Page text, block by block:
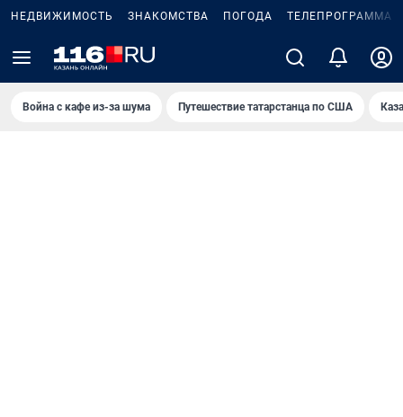
НЕДВИЖИМОСТЬ ЗНАКОМСТВА ПОГОДА ТЕЛЕПРОГРАММА
Война с кафе из-за шума Путешествие татарстанца по США